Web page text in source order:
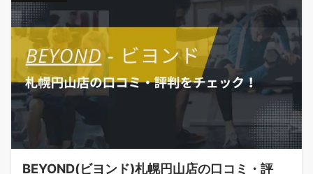
BEYOND(ビヨンド)札幌円山店の口コミ・評